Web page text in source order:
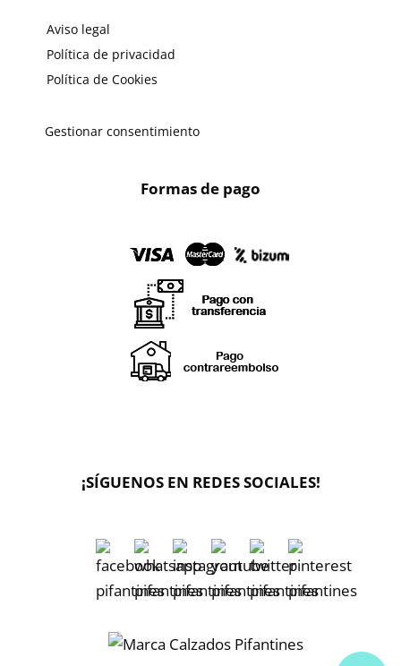
Aviso legal
Política de privacidad
Política de Cookies
Gestionar consentimiento
Formas de pago
¡SÍGUENOS EN REDES SOCIALES!
📧 Enviar mensaje